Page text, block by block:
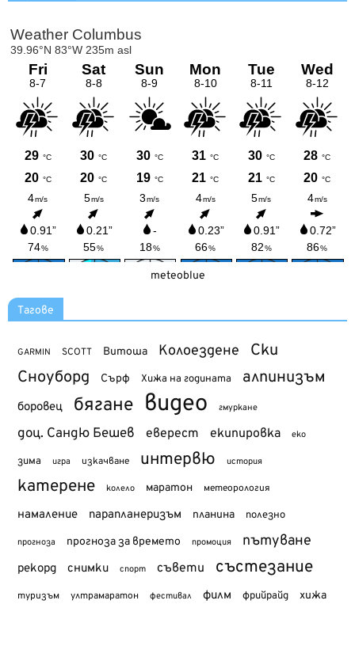
meteoblue
Тагове
GARMIN SCOTT Витоша Колоездене Ски
Сноуборд Сърф Хижа на годината алпинизъм
боровец бягане видео гмуркане
доц. Сандю Бешев еверест екипировка еко
зима игра изкачване интервю история
катерене колело маратон метеорология
намаление парапланеризъм планина полезно
прогноза прогноза за времето промоция пътуване
рекорд снимки спорт съвети състезание
туризъм ултрамаратон фестивал филм фрийрайд хижа